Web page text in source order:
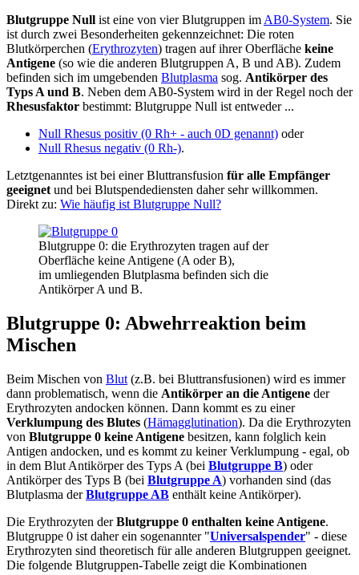
Blutgruppe Null ist eine von vier Blutgruppen im AB0-System. Sie
ist durch zwei Besonderheiten gekennzeichnet: Die roten
Blutkörperchen (Erythrozyten) tragen auf ihrer Oberfläche keine
Antigene (so wie die anderen Blutgruppen A, B und AB). Zudem
befinden sich im umgebenden Blutplasma sog. Antikörper des
Typs A und B. Neben dem AB0-System wird in der Regel noch der
Rhesusfaktor bestimmt: Blutgruppe Null ist entweder ...
Null Rhesus positiv (0 Rh+ - auch 0D genannt) oder
Null Rhesus negativ (0 Rh-).
Letztgenanntes ist bei einer Bluttransfusion für alle Empfänger
geeignet und bei Blutspendediensten daher sehr willkommen.
Direkt zu: Wie häufig ist Blutgruppe Null?
Blutgruppe 0: die Erythrozyten tragen auf der
Oberfläche keine Antigene (A oder B),
im umliegenden Blutplasma befinden sich die
Antikörper A und B.
Blutgruppe 0: Abwehrreaktion beim
Mischen
Beim Mischen von Blut (z.B. bei Bluttransfusionen) wird es immer
dann problematisch, wenn die Antikörper an die Antigene der
Erythrozyten andocken können. Dann kommt es zu einer
Verklumpung des Blutes (Hämagglutination). Da die Erythrozyten
von Blutgruppe 0 keine Antigene besitzen, kann folglich kein
Antigen andocken, und es kommt zu keiner Verklumpung - egal, ob
in dem Blut Antikörper des Typs A (bei Blutgruppe B) oder
Antikörper des Typs B (bei Blutgruppe A) vorhanden sind (das
Blutplasma derBlutgruppe AB enthält keine Antikörper).
Die Erythrozyten derBlutgruppe 0 enthalten keine Antigene.
Blutgruppe 0 ist daher ein sogenannter "Universalspender" - diese
Erythrozyten sind theoretisch für alle anderen Blutgruppen geeignet.
Die folgende Blutgruppen-Tabelle zeigt die Kombinationen